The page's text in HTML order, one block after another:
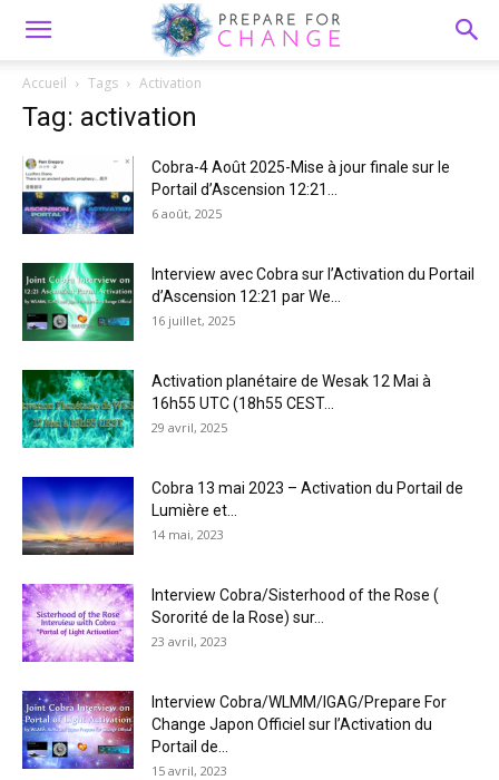
Accueil Tags Activation
Tag: activation
Cobra-4 Août 2025-Mise à jour finale sur le
Portail d’Ascension 12:21...
6 août, 2025
Interview avec Cobra sur l’Activation du Portail
d’Ascension 12:21 par We...
16 juillet, 2025
Activation planétaire de Wesak 12 Mai à
16h55 UTC (18h55 CEST...
29 avril, 2025
Cobra 13 mai 2023 – Activation du Portail de
Lumière et...
14 mai, 2023
Interview Cobra/Sisterhood of the Rose (
Sororité de la Rose) sur...
23 avril, 2023
Interview Cobra/WLMM/IGAG/Prepare For
Change Japon Officiel sur l’Activation du
Portail de...
15 avril, 2023